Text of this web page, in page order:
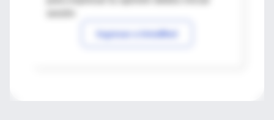
Ingresar a IntraMed